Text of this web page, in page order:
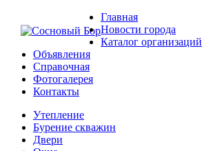
Главная
Новости города
Каталог организаций
Объявления
Справочная
Фотогалерея
Контакты
Утепление
Бурение скважин
Двери